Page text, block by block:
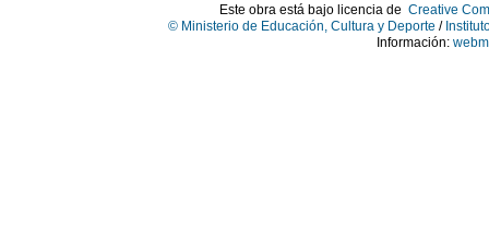
Este obra está bajo licencia de Creative
© Ministerio de Educación, Cultura y Deporte /
Información: